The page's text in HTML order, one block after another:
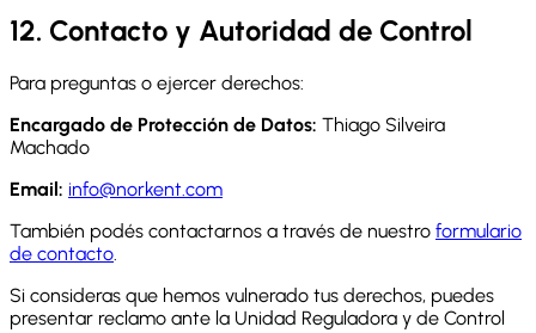
12. Contacto y Autoridad de Control
Para preguntas o ejercer derechos:
Encargado de Protección de Datos: Thiago Silveira
Machado
Email: info@norkent.com
También podés contactarnos a través de nuestro formulario
de contacto.
Si consideras que hemos vulnerado tus derechos, puedes
presentar reclamo ante la Unidad Reguladora y de Control